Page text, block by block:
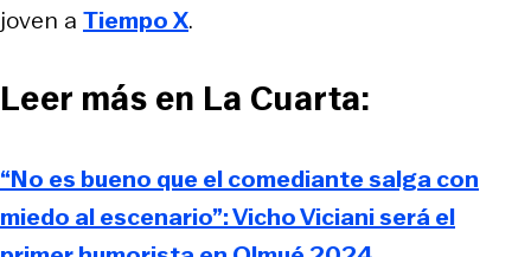
joven a Tiempo X.
Leer más en La Cuarta:
“No es bueno que el comediante salga con
miedo al escenario”: Vicho Viciani será el